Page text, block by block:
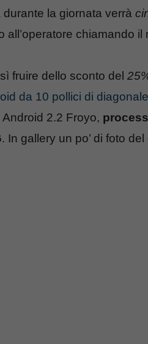
durante la giornata verrà
all’operatore chiamando il
fruire dello sconto del
da 10 pollici di
2.2 Froyo,
. In gallery un po’ di foto